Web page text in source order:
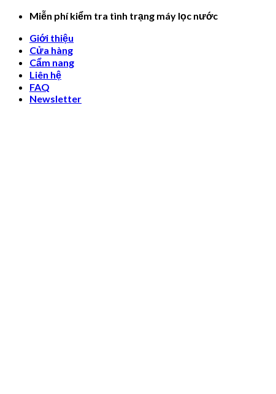
Skip
content
Miễn phí kiểm tra tình trạng máy lọc nước
Giới thiệu
Cửa hàng
Cẩm nang
Liên hệ
FAQ
Newsletter